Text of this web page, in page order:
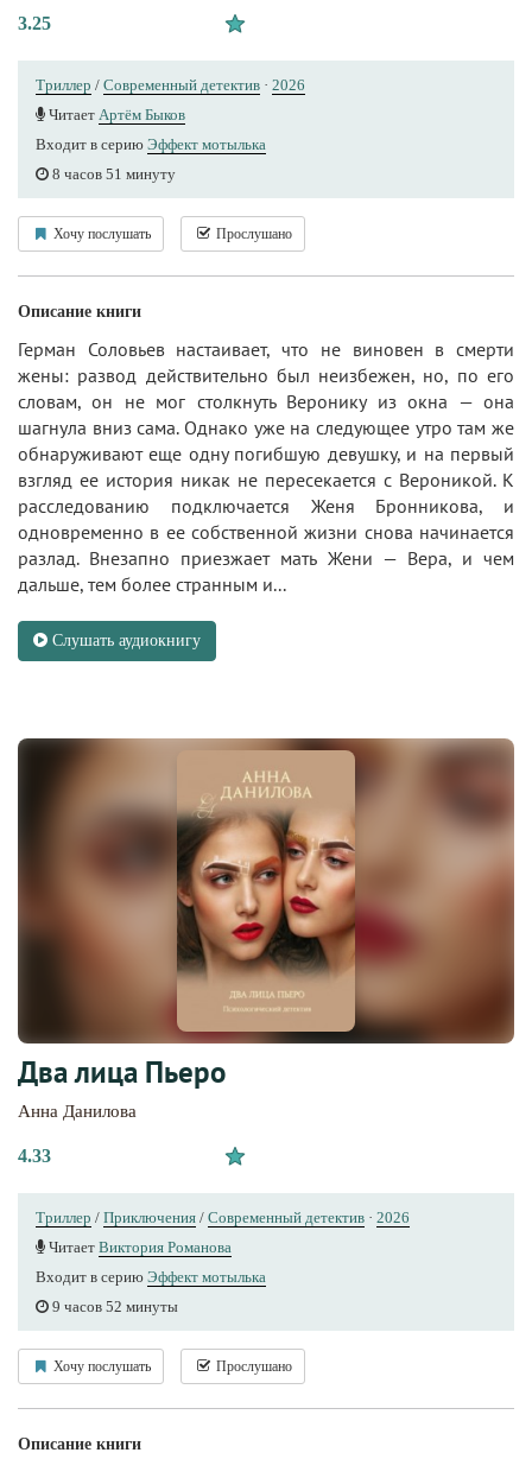
3.25
Триллер / Современный детектив · 2026
Читает Артём Быков
Входит в серию Эффект мотылька
8 часов 51 минуту
Хочу послушать Прослушано
Описание книги
Герман Соловьев настаивает, что не виновен в смерти
жены: развод действительно был неизбежен, но, по его
словам, он не мог столкнуть Веронику из окна — она
шагнула вниз сама. Однако уже на следующее утро там же
обнаруживают еще одну погибшую девушку, и на первый
взгляд ее история никак не пересекается с Вероникой. К
расследованию подключается Женя Бронникова, и
одновременно в ее собственной жизни снова начинается
разлад. Внезапно приезжает мать Жени — Вера, и чем
дальше, тем более странным и...
Слушать аудиокнигу
Два лица Пьеро
Анна Данилова
4.33
Триллер / Приключения / Современный детектив · 2026
Читает Виктория Романова
Входит в серию Эффект мотылька
9 часов 52 минуты
Хочу послушать Прослушано
Описание книги